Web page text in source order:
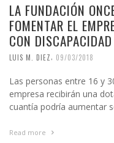
LA FUNDACIÓN
FOMENTAR EL
CON DISCAPACIDAD
LUIS M. DIEZ, 09/03/2018
Las personas entre 16 y
empresa recibirán una
cuantía podría aumentar
Read more